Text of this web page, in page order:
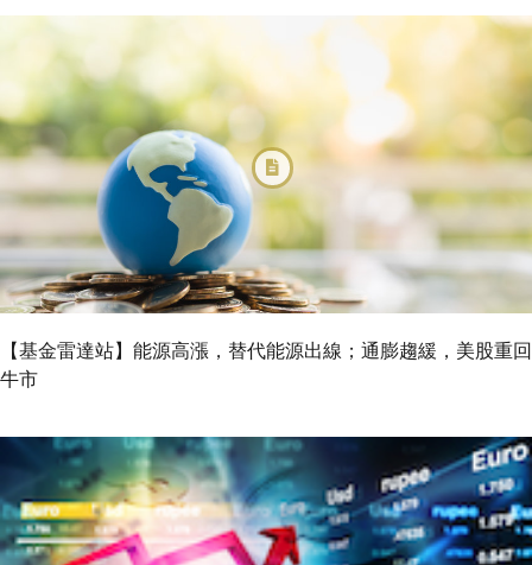
【基金雷達站】能源高漲，替代能源出線；通膨趨緩，美股重回
牛市